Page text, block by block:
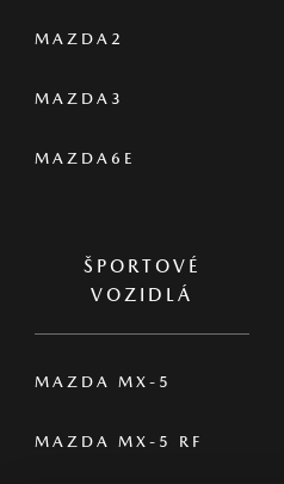
MAZDA2
MAZDA3
MAZDA6E
ŠPORTOVÉ
VOZIDLÁ
MAZDA MX-5
MAZDA MX-5 RF